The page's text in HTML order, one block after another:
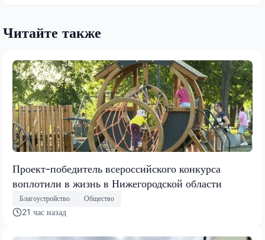
Читайте также
Проект-победитель всероссийского конкурса
воплотили в жизнь в Нижегородской области
Благоустройство Общество
21 час назад